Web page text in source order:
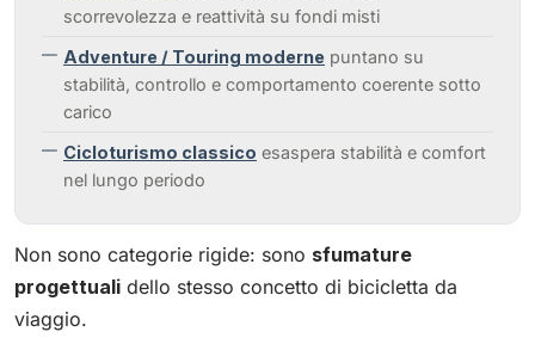
scorrevolezza e reattività su fondi misti
Adventure / Touring moderne puntano su
stabilità, controllo e comportamento coerente sotto
carico
Cicloturismo classico esaspera stabilità e comfort
nel lungo periodo
Non sono categorie rigide: sono sfumature
progettuali dello stesso concetto di bicicletta da
viaggio.